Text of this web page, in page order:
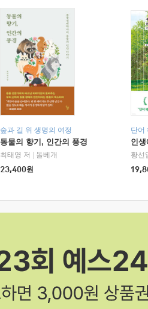
숲과 길 위 생명의 여정
동물의 향기, 인간의 풍경
최태영 저
돌베개
23,400원
단어
인
황선